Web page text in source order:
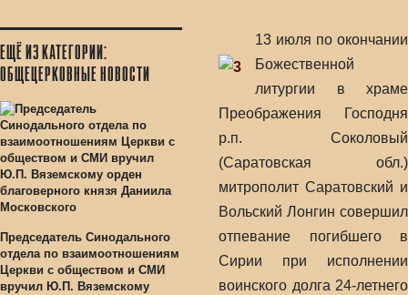
ЕЩЁ ИЗ КАТЕГОРИИ:
ОБЩЕЦЕРКОВНЫЕ НОВОСТИ
Председатель Синодального
отдела по взаимоотношениям
Церкви с обществом и СМИ
вручил Ю.П. Вяземскому
13 июля по окончании
Божественной
литургии в храме
Преображения Господня
р.п. Соколовый
(Саратовская обл.)
митрополит Саратовский и
Вольский Лонгин совершил
отпевание погибшего в
Сирии при исполнении
воинского долга 24-летнего